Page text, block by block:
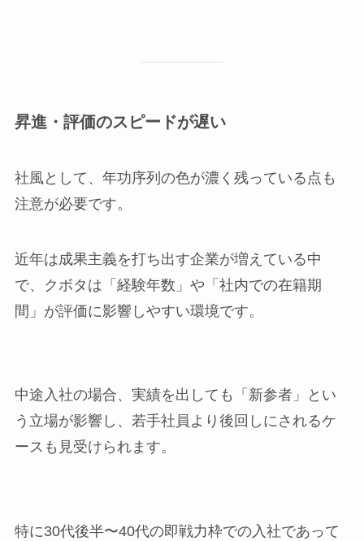
昇進・評価のスピードが遅い
社風として、年功序列の色が濃く残っている点も
注意が必要です。
近年は成果主義を打ち出す企業が増えている中
で、クボタは「経験年数」や「社内での在籍期
間」が評価に影響しやすい環境です。
中途入社の場合、実績を出しても「新参者」とい
う立場が影響し、若手社員より後回しにされるケ
ースも見受けられます。
特に30代後半〜40代の即戦力枠での入社であって